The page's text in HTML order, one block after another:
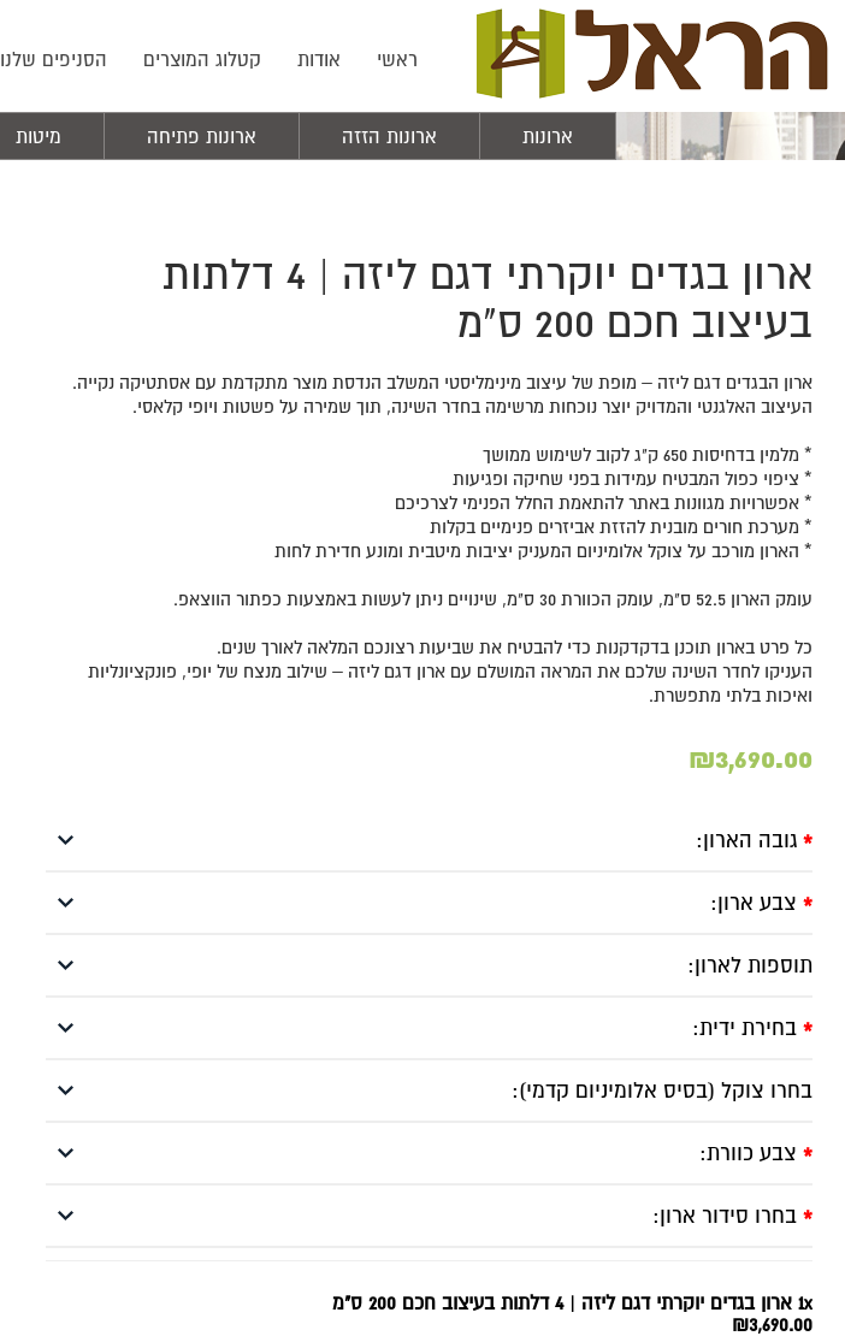
ראשי אודות קטלוג המוצרים הסניפים שלנו
ארונות ארונות הזזה ארונות פתיחה מיטות
ארון בגדים יוקרתי דגם ליזה | 4 דלתות
בעיצוב חכם 200 ס"מ
ארון הבגדים דגם ליזה – מופת של עיצוב מינימליסטי המשלב הנדסת מוצר מתקדמת עם אסתטיקה נקייה.
העיצוב האלגנטי והמדויק יוצר נוכחות מרשימה בחדר השינה, תוך שמירה על פשטות ויופי קלאסי.
* מלמין בדחיסות 650 ק"ג לקוב לשימוש ממושך
* ציפוי כפול המבטיח עמידות בפני שחיקה ופגיעות
* אפשרויות מגוונות באתר להתאמת החלל הפנימי לצרכיכם
* מערכת חורים מובנית להזזת אביזרים פנימיים בקלות
* הארון מורכב על צוקל אלומיניום המעניק יציבות מיטבית ומונע חדירת לחות
עומק הארון 52.5 ס"מ, עומק הכוורת 30 ס"מ, שינויים ניתן לעשות באמצעות כפתור הווצאפ.
כל פרט בארון תוכנן בדקדקנות כדי להבטיח את שביעות רצונכם המלאה לאורך שנים.
העניקו לחדר השינה שלכם את המראה המושלם עם ארון דגם ליזה – שילוב מנצח של יופי, פונקציונליות
ואיכות בלתי מתפשרת.
₪3,690.00
* גובה הארון:
* צבע ארון:
תוספות לארון:
* בחירת ידית:
בחרו צוקל (בסיס אלומיניום קדמי):
* צבע כוורת:
* בחרו סידור ארון:
1x ארון בגדים יוקרתי דגם ליזה | 4 דלתות בעיצוב חכם 200 ס"מ
₪3,690.00